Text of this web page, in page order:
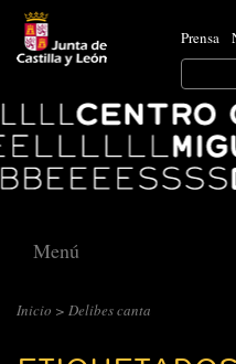
Prensa
Search
for:
Ok
Centro
Cultural
Miguel
Delibes
Menú
Inicio > Delibes canta